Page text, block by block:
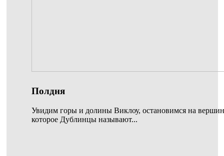
Полдня
Увидим горы и долины Виклоу, остановимся на
которое Дублинцы называют...